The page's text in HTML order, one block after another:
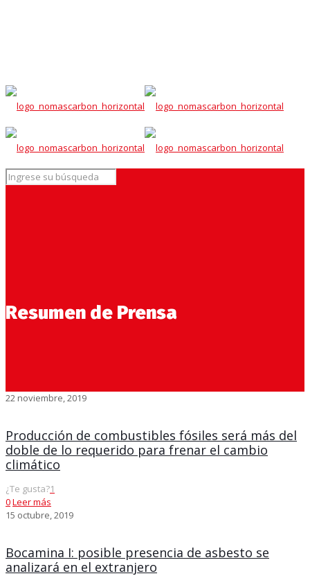
Resumen de Prensa
22 noviembre, 2019
Producción de combustibles fósiles será más del
doble de lo requerido para frenar el cambio
climático
¿Te gusta?1
0Leer más
15 octubre, 2019
Bocamina I: posible presencia de asbesto se
analizará en el extranjero